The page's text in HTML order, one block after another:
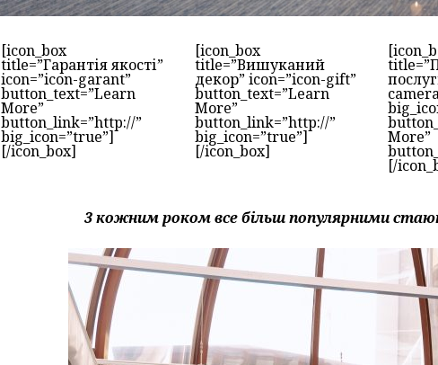
[icon_box
title=”Гарантія якості”
icon=”icon-garant”
button_text=”Learn
More”
button_link=”http://”
big_icon=”true”]
[/icon_box]
[icon_box
title=”Вишуканий
декор” icon=”icon-gift”
button_text=”Learn
More”
button_link=”http://”
big_icon=”true”]
[/icon_box]
More”
[/
3 кожним роком все більш популярними